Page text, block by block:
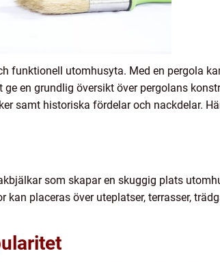
funktionell utomhusyta. Med en pergola
en grundlig översikt över pergolans
samt historiska fördelar och nackdelar.
som skapar en skuggig plats
placeras över uteplatser, terrasser,